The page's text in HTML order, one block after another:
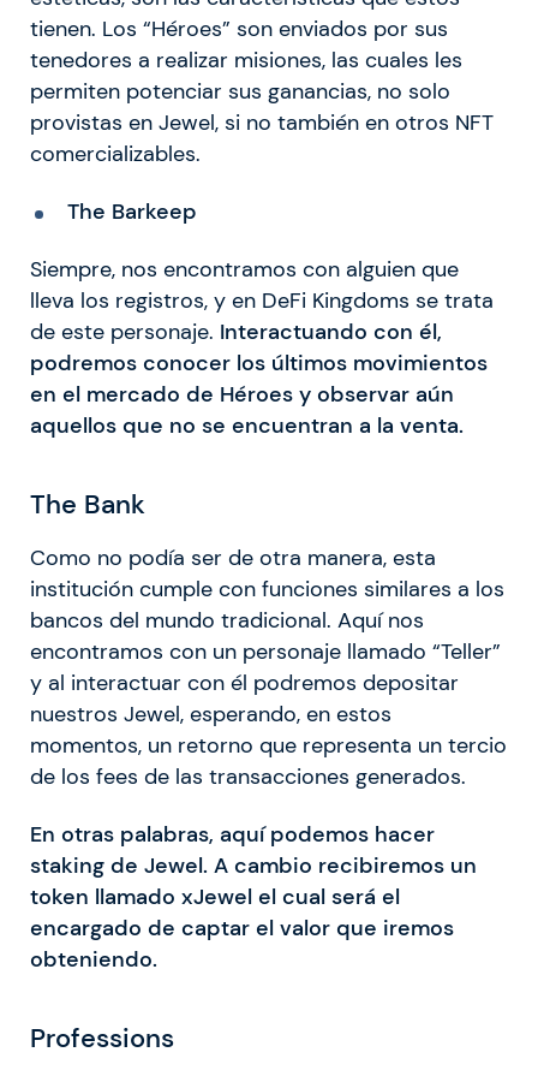
tienen. Los “Héroes” son enviados por sus
tenedores a realizar misiones, las cuales les
permiten potenciar sus ganancias, no solo
provistas en Jewel, si no también en otros NFT
comercializables.
The Barkeep
Siempre, nos encontramos con alguien que
lleva los registros, y en DeFi Kingdoms se trata
de este personaje. Interactuando con él,
podremos conocer los últimos movimientos
en el mercado de Héroes y observar aún
aquellos que no se encuentran a la venta.
The Bank
Como no podía ser de otra manera, esta
institución cumple con funciones similares a los
bancos del mundo tradicional. Aquí nos
encontramos con un personaje llamado “Teller”
y al interactuar con él podremos depositar
nuestros Jewel, esperando, en estos
momentos, un retorno que representa un tercio
de los fees de las transacciones generados.
En otras palabras, aquí podemos hacer
staking de Jewel. A cambio recibiremos un
token llamado xJewel el cual será el
encargado de captar el valor que iremos
obteniendo.
Professions